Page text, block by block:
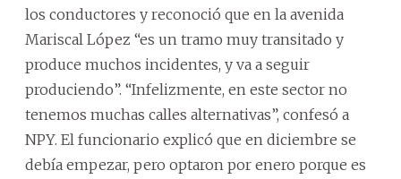
los conductores y reconoció que en la avenida
Mariscal López “es un tramo muy transitado y
produce muchos incidentes, y va a seguir
produciendo”. “Infelizmente, en este sector no
tenemos muchas calles alternativas”, confesó a
NPY. El funcionario explicó que en diciembre se
debía empezar, pero optaron por enero porque es